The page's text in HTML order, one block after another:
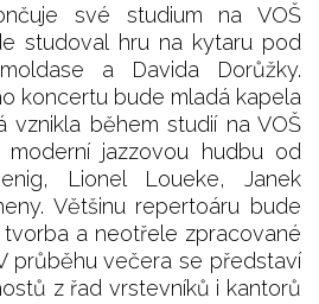
své studium na VOŠ
studoval hru na kytaru pod
a Davida Dorůžky.
koncertu bude mladá kapela
vznikla během studií na VOŠ
moderní jazzovou hudbu od
Lionel Loueke, Janek
Většinu repertoáru bude
a neotřele zpracované
průběhu večera se představí
z řad vrstevníků i kantorů